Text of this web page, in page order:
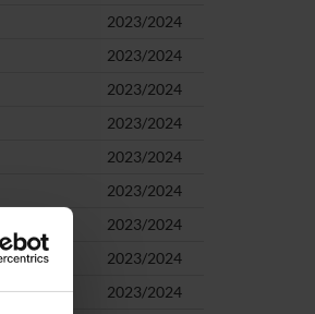
2023/2024
2023/2024
2023/2024
2023/2024
2023/2024
2023/2024
2023/2024
2023/2024
2023/2024